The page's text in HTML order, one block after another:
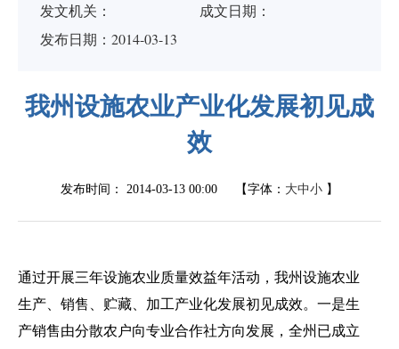
发文机关：
成文日期：
发布日期：2014-03-13
我州设施农业产业化发展初见成
效
发布时间： 2014-03-13 00:00 【字体： 大中小 】
通过开展三年设施农业质量效益年活动，我州设施农业
生产、销售、贮藏、加工产业化发展初见成效。一是生
产销售由分散农户向专业合作社方向发展，全州已成立